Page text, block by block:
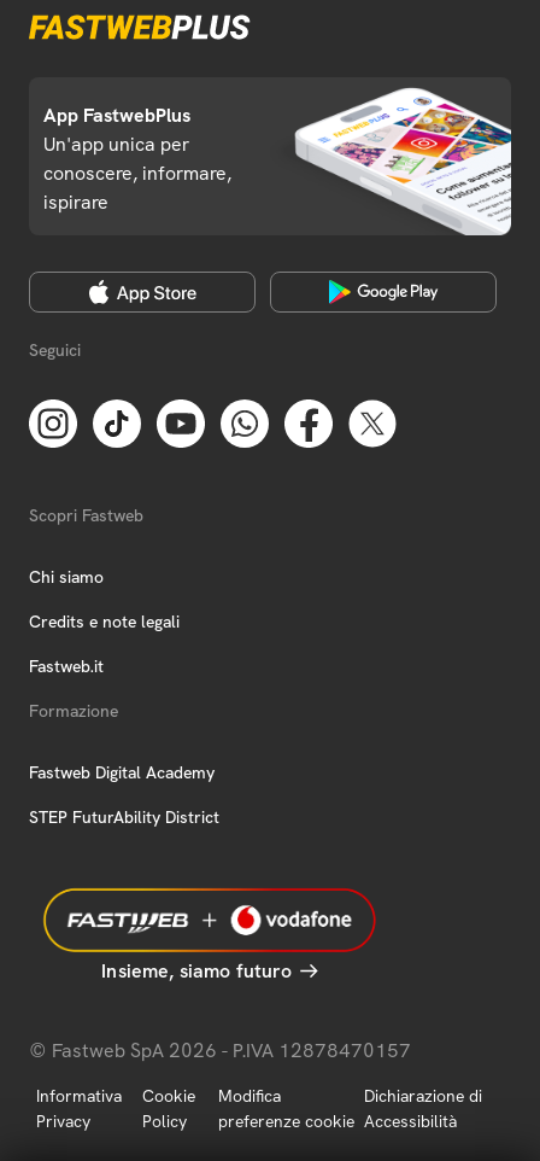
App FastwebPlus
Un'app unica per
conoscere, informare,
ispirare
Seguici
Scopri Fastweb
Chi siamo
Credits e note legali
Fastweb.it
Formazione
Fastweb Digital Academy
STEP FuturAbility District
Insieme, siamo futuro
© Fastweb SpA 2026 - P.IVA 12878470157
Informativa
Privacy
Cookie
Policy
Modifica
preferenze cookie
Dichiarazione di
Accessibilità